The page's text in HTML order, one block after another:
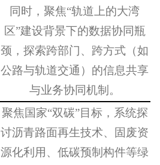
同时，聚焦“轨道上的大湾
区”建设背景下的数据协同瓶
颈 ，探索跨部门、跨方式（如
公路与轨道交通）的信息共享
与业务协同机制。
聚焦国家“双碳”目标，系统探
讨沥青路面再生技术、固废资
源化利用、低碳预制构件等绿